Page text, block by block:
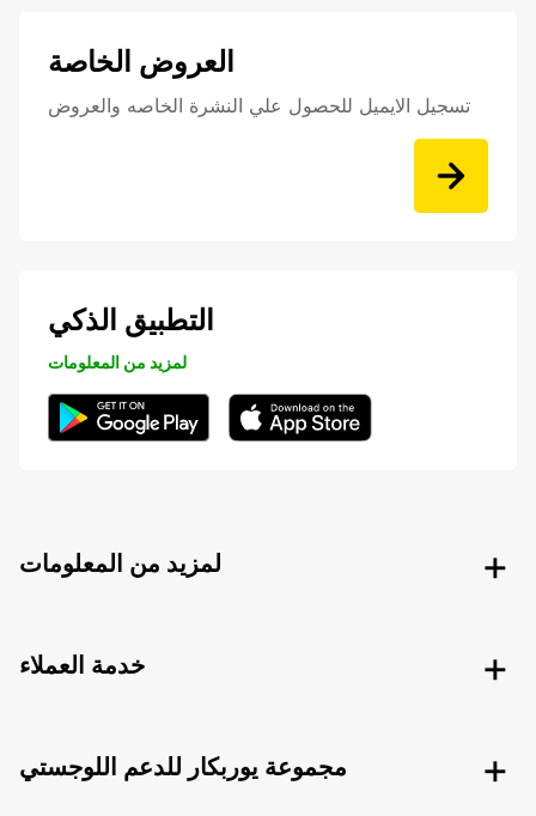
العروض الخاصة
تسجيل الايميل للحصول علي النشرة الخاصه والعروض
التطبيق الذكي
لمزيد من المعلومات
لمزيد من المعلومات
خدمة العملاء
مجموعة يوربكار للدعم اللوجستي